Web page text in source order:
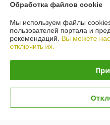
Андрей
Отлично
Сделка подтверждена через
Обработка файлов cookie
Мы используем файлы
пользователей портала и
рекомендаций. Вы можете
отключить их.